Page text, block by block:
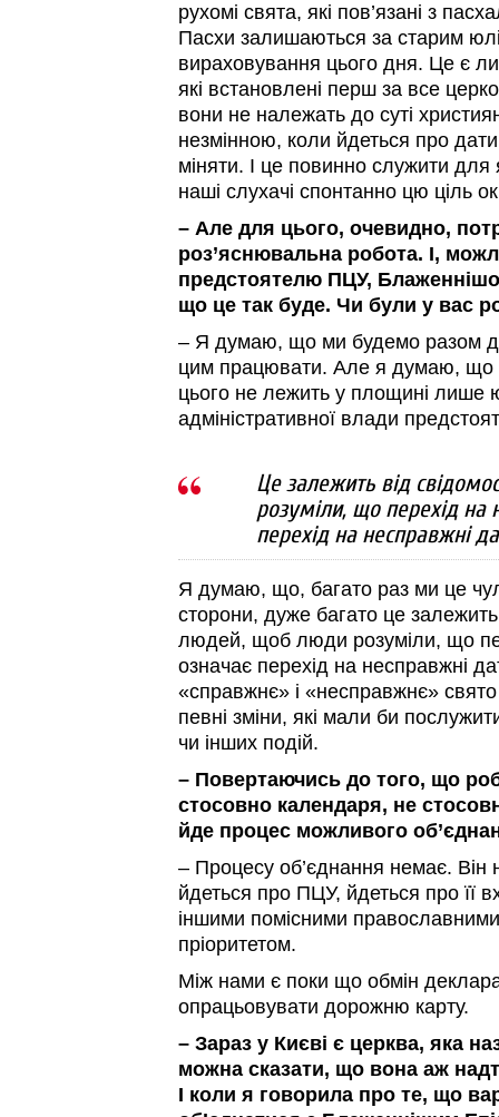
рухомі свята, які пов’язані з
Пасхи залишаються за старим
вираховування цього дня. Це є
які встановлені перш за все
вони не належать до суті
незмінною, коли йдеться про
міняти. І це повинно служити
наші слухачі спонтанно цю ціль
– Але для цього, очевидно,
роз’яснювальна робота. І,
предстоятелю ПЦУ,
що це так буде. Чи були у вас
– Я думаю, що ми будемо разом
цим працювати. Але я думаю, що
цього не лежить у площині лише
адміністративної влади
Це залежить від
розуміли, що перехід на
перехід на несправжні
Я думаю, що, багато раз ми це
сторони, дуже багато це залежить
людей, щоб люди розуміли, що
означає перехід на несправжні
«справжнє» і «несправжнє»
певні зміни, які мали би
чи інших подій.
– Повертаючись до того, що
стосовно календаря, не
йде процес можливого
– Процесу об’єднання немає. Він
йдеться про ПЦУ, йдеться про її
іншими помісними православними
пріоритетом.
Між нами є поки що обмін
опрацьовувати дорожню карту.
– Зараз у Києві є церква, яка
можна сказати, що вона аж
І коли я говорила про те, що